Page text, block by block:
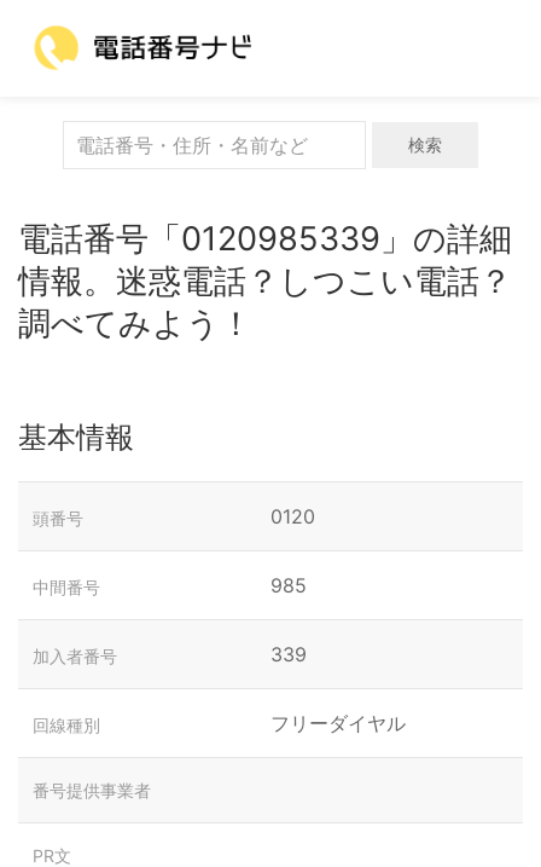
検索
電話番号「0120985339」の詳細
情報。迷惑電話？しつこい電話？
調べてみよう！
基本情報
頭番号 0120
中間番号 985
加入者番号 339
回線種別 フリーダイヤル
番号提供事業者
PR文